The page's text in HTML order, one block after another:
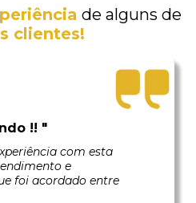
de alguns de
clientes!
!! "
com esta
e
foi acordado entre